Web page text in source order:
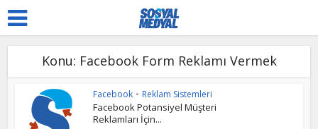
Konu: Facebook Form Reklamı Vermek
Facebook • Reklam Sistemleri
Facebook Potansiyel Müşteri
Reklamları İçin...